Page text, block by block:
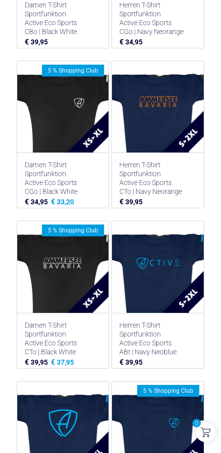
Damen T-Shirt
Sportfunktion
Active Eco Sports
CBo | Black White
€ 39,95
Herren T-Shirt
Sportfunktion
Active Eco Sports
CGo | Navy Neorange
€ 34,95
Damen T-Shirt
Sportfunktion
Active Eco Sports
CGo | Black White
€ 34,95 € 33,20
5 % Shopping Club
Herren T-Shirt
Sportfunktion
Active Eco Sports
CTo | Navy Neorange
€ 39,95
Damen T-Shirt
Sportfunktion
Active Eco Sports
CTo | Black White
€ 39,95 € 37,95
5 % Shopping Club
Herren T-Shirt
Sportfunktion
Active Eco Sports
ABt | Navy Neoblue
€ 39,95
5 % Shopping Club
0